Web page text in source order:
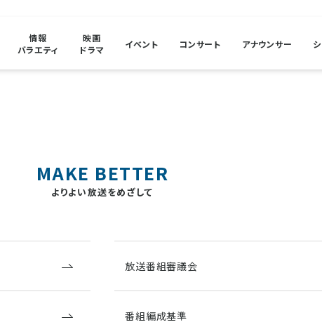
情報
バラエティ
映画
ドラマ
イベント コンサート アナウンサー
よりよい放送をめざして
放送番組審議会
番組編成基準